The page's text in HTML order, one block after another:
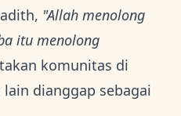
"Allah menolong
itu menolong
komunitas di
dianggap sebagai